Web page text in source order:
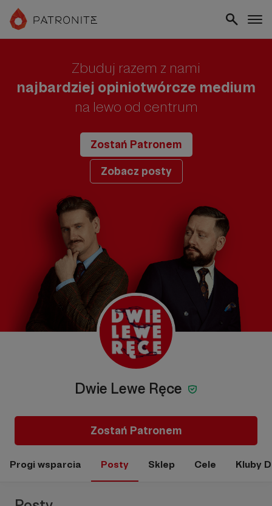
Zbuduj razem z nami
najbardziej opiniotwórcze medium
na lewo od centrum
Zostań Patronem
Zobacz posty
Dwie Lewe Ręce
Zostań Patronem
Progi wsparcia Posty Sklep Cele Kluby